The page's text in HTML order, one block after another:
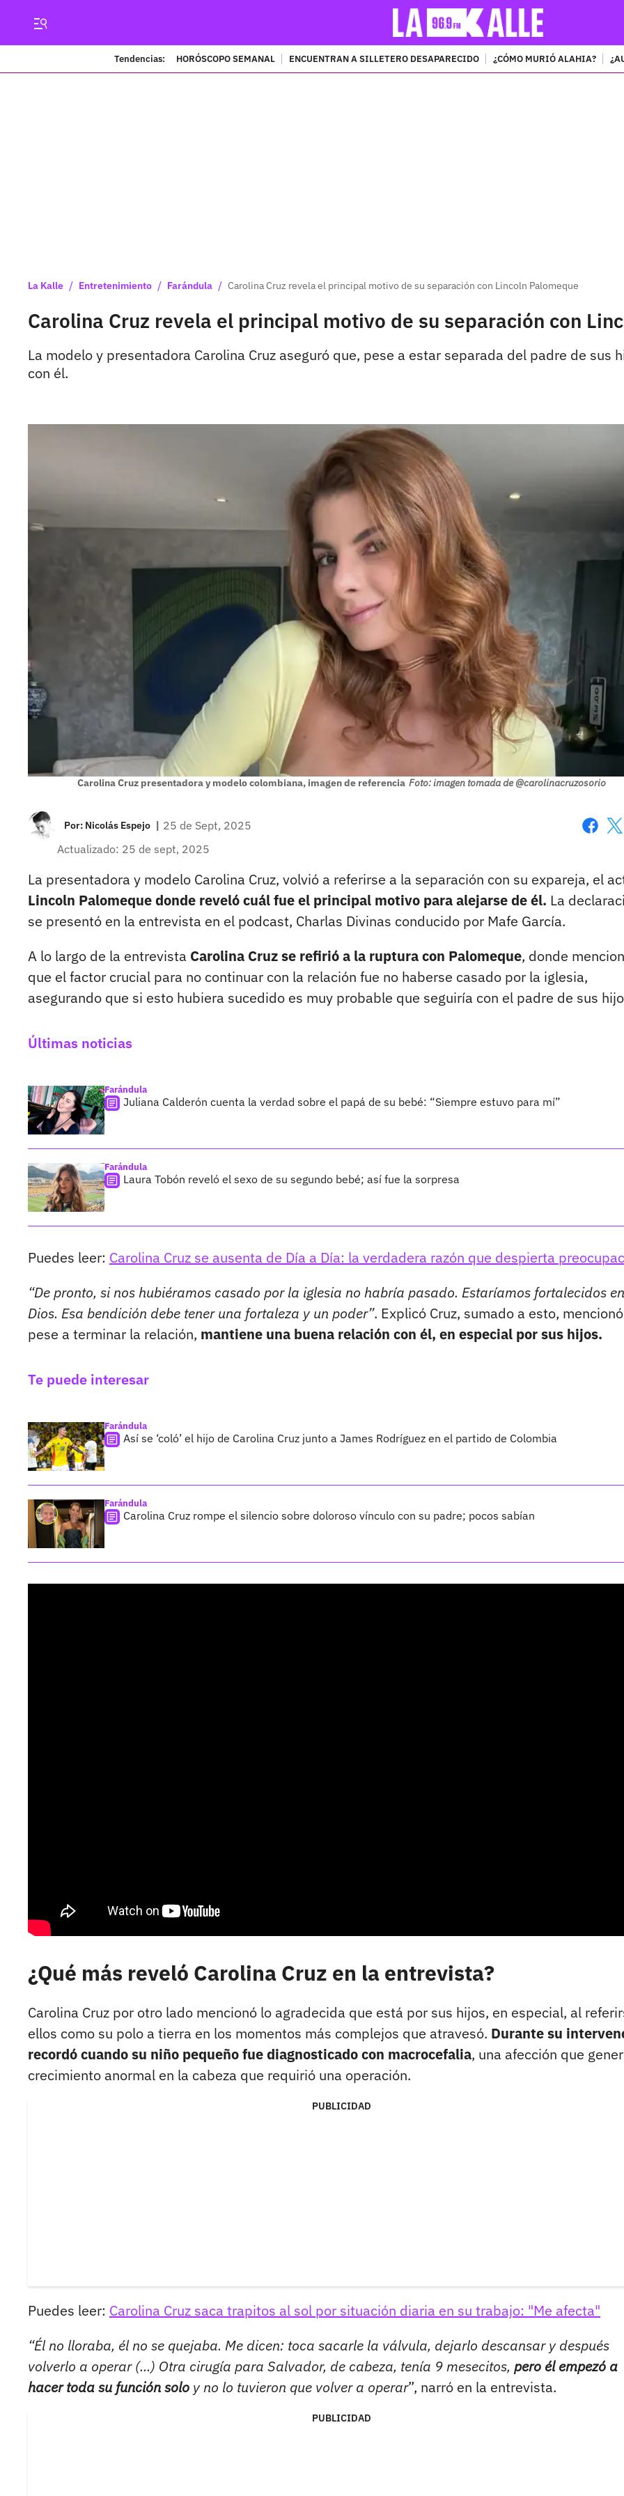
Tendencias: HORÓSCOPO SEMANAL ENCUENTRAN A SILLETERO DESAPARECIDO ¿CÓMO MURIÓ ALAHIA?
La Kalle / Entretenimiento / Farándula / Carolina Cruz revela el principal motivo de su separación con Lincoln Palomeque
Carolina Cruz revela el principal motivo de su separación con
La modelo y presentadora Carolina Cruz aseguró que, pese a estar separada del padre de sus
con él.
Carolina Cruz presentadora y modelo colombiana, imagen de referencia Foto: imagen tomada de @carolinacruzosorio
Por: Nicolás Espejo | 25 de Sept, 2025
Actualizado: 25 de sept, 2025
La presentadora y modelo Carolina Cruz, volvió a referirse a la separación con su expareja, el
Lincoln Palomeque donde reveló cuál fue el principal motivo para alejarse de él. La
se presentó en la entrevista en el podcast, Charlas Divinas conducido por Mafe García.
A lo largo de la entrevista Carolina Cruz se refirió a la ruptura con Palomeque, donde
que el factor crucial para no continuar con la relación fue no haberse casado por la iglesia,
asegurando que si esto hubiera sucedido es muy probable que seguiría con el padre de sus
Últimas noticias
Farándula
Juliana Calderón cuenta la verdad sobre el papá de su bebé: “Siempre estuvo para mí”
Farándula
Laura Tobón reveló el sexo de su segundo bebé; así fue la sorpresa
Puedes leer: Carolina Cruz se ausenta de Día a Día: la verdadera razón que despierta
“De pronto, si nos hubiéramos casado por la iglesia no habría pasado. Estaríamos fortalecidos en
Dios. Esa bendición debe tener una fortaleza y un poder”. Explicó Cruz, sumado a esto,
pese a terminar la relación, mantiene una buena relación con él, en especial por sus hijos.
Te puede interesar
Farándula
Así se ‘coló’ el hijo de Carolina Cruz junto a James Rodríguez en el partido de Colombia
Farándula
Carolina Cruz rompe el silencio sobre doloroso vínculo con su padre; pocos sabían
¿Qué más reveló Carolina Cruz en la entrevista?
Carolina Cruz por otro lado mencionó lo agradecida que está por sus hijos, en especial, al
ellos como su polo a tierra en los momentos más complejos que atravesó. Durante su
recordó cuando su niño pequeño fue diagnosticado con macrocefalia, una afección que
crecimiento anormal en la cabeza que requirió una operación.
PUBLICIDAD
Puedes leer: Carolina Cruz saca trapitos al sol por situación diaria en su trabajo: "Me afecta"
“Él no lloraba, él no se quejaba. Me dicen: toca sacarle la válvula, dejarlo descansar y después
volverlo a operar (...) Otra cirugía para Salvador, de cabeza, tenía 9 mesecitos, pero él empezó a
hacer toda su función solo y no lo tuvieron que volver a operar”, narró en la entrevista.
PUBLICIDAD